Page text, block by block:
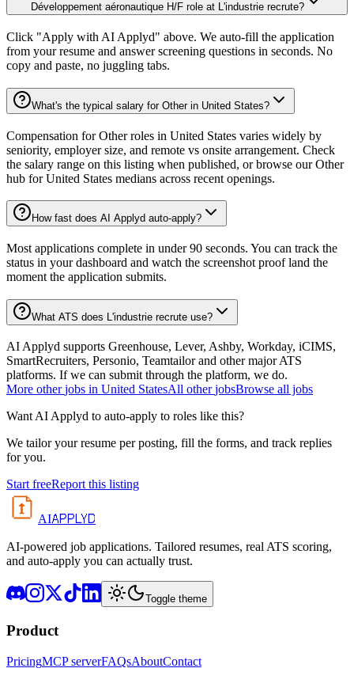
Développement aéronautique H/F role at L'industrie recrute?
Click "Apply with AI Applyd" above. We auto-fill the application
from your resume and answer screening questions in seconds. No
copy and paste, no juggling tabs.
What's the typical salary for Other in United States?
Compensation for Other roles in United States varies widely by
seniority, employer size, and remote vs onsite arrangement. Check
the salary range on this listing when published, or browse our Other
hub for United States medians across recent openings.
How fast does AI Applyd auto-apply?
Most applications complete in under 90 seconds. You can track the
status in your dashboard and watch the screenshot proof land the
moment the application submits.
What ATS does L'industrie recrute use?
AI Applyd supports Greenhouse, Lever, Ashby, Workday, iCIMS,
SmartRecruiters, Personio, Teamtailor and other major ATS
platforms. If we can submit through the platform, we do.
More other jobs in United StatesAll other jobsBrowse all jobs
Want AI Applyd to auto-apply to roles like this?
We tailor your resume per posting, fill the forms, and track replies
for you.
Start freeReport this listing
AIAPPLYD
AI-powered job applications. Tailored resumes, real ATS scoring,
and auto-apply you can actually trust.
Toggle theme
Product
PricingMCP serverFAQsAboutContact